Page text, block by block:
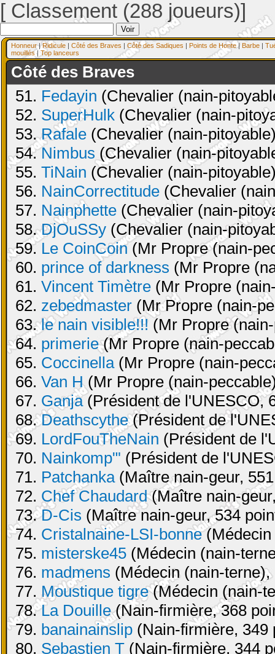
[ Classement (288 joueurs)]
Honneur|Ridicule | Côté des Braves | Côté des Sadiques | Points de Honte| Barbe |
mouillés| Top lanceurs
Côté des Braves
51. Fedayin (Chevalier (nain-
52. SuperHulk (Chevalier (nain-
53.Rafale (Chevalier (nain-
54.Nimbus (Chevalier (nain-
55. TiNain (Chevalier (nain-
56. NainCorrectitude (Chevalier
57. Nainphette (Chevalier (nain-
58.DjOuSSy (Chevalier (nain-
59. Le CoinCoin(Mr Propre (nain-
60. prince of darkness (Mr Propre
61. Vincent Timètre (Mr Propre
62. zebedmaster (Mr Propre (nain-
63.le nain visible!!! (Mr Propre
64. primerie(Mr Propre (nain-
65. Coccinella(Mr Propre (nain-
66. Van H(Mr Propre (nain-
67. Ganja(Président de l'UNESCO,
68.Deathscythe(Président de
69. LordFouTheNain (Président de
70. Nainkomp"' (Président de
71. Patchanka(Maître nain-geur,
72. Chef Chaudard(Maître nain-
73.D-Cis (Maître nain-geur, 534
74. Cristalnaine-LSI-bonne(Médecin
75. misterske45 (Médecin (nain-
76. madmens (Médecin (nain-terne),
77. Moustique tigre(Médecin (nain-
78.La Douille(Nain-firmière, 368
79. banainainslip (Nain-firmière, 349
80. Sebastien T (Nain-firmière, 344